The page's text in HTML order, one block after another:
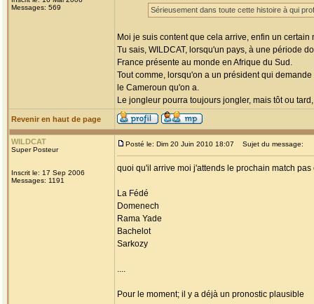
Messages: 569
Sérieusement dans toute cette histoire à qui
Moi je suis content que cela arrive, enfin un certain
Tu sais, WILDCAT, lorsqu'un pays, à une période
France présente au monde en Afrique du Sud.
Tout comme, lorsqu'on a un président qui
le Cameroun qu'on a.
Le jongleur pourra toujours jongler, mais tôt ou
Revenir en haut de page
WILDCAT
Super Posteur
Inscrit le: 17 Sep 2006
Messages: 1191
Posté le: Dim 20 Juin 2010 18:07 Sujet du message:
quoi qu'il arrive moi j'attends le prochain match
La Fédé
Domenech
Rama Yade
Bachelot
Sarkozy
....
Pour le moment; il y a déjà un pronostic plausible